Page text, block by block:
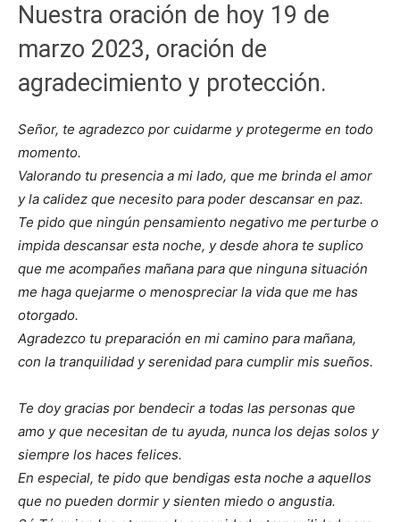
Nuestra oración de hoy 19 de
marzo 2023, oración de
agradecimiento y protección.
Señor, te agradezco por cuidarme y protegerme en todo
momento.
Valorando tu presencia a mi lado, que me brinda el amor
y la calidez que necesito para poder descansar en paz.
Te pido que ningún pensamiento negativo me perturbe o
impida descansar esta noche, y desde ahora te suplico
que me acompañes mañana para que ninguna situación
me haga quejarme o menospreciar la vida que me has
otorgado.
Agradezco tu preparación en mi camino para mañana,
con la tranquilidad y serenidad para cumplir mis sueños.
Te doy gracias por bendecir a todas las personas que
amo y que necesitan de tu ayuda, nunca los dejas solos y
siempre los haces felices.
En especial, te pido que bendigas esta noche a aquellos
que no pueden dormir y sienten miedo o angustia.